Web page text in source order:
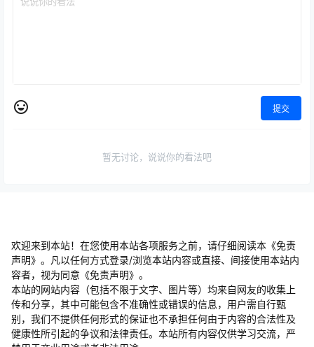
欢迎来到本站！在您使用本站各项服务之前，请仔细阅读本《免责
声明》。凡以任何方式登录/浏览本站内容或直接、间接使用本站内
容者，视为同意《免责声明》。
本站的网站内容（包括不限于文字、图片等）均来自网友的收集上
传和分享，其中可能包含不准确性或错误的信息，用户需自行甄
别，我们不提供任何形式的保证也不承担任何由于内容的合法性及
健康性所引起的争议和法律责任。本站所有内容仅供学习交流，严